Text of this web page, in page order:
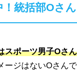
統括部Oさん
スポーツ男子Oさ
ージはないOさん